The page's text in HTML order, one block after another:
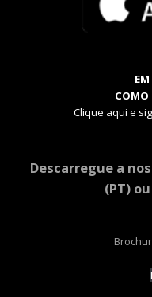
COMO
Clique aqui e
Descarregue a
(PT)